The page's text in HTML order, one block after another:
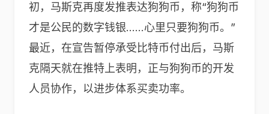
初，马斯克再度发推表达狗狗币，称“狗狗币
才是公民的数字钱银……心里只要狗狗币。”
最近，在宣告暂停承受比特币付出后，马斯
克隔天就在推特上表明，正与狗狗币的开发
人员协作，以进步体系买卖功率。